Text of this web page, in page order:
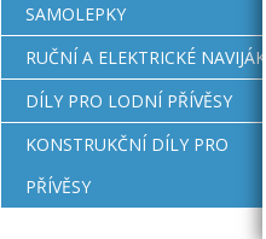
SAMOLEPKY
RUČNÍ A ELEKTRICKÉ NAVIJÁKY
DÍLY PRO LODNÍ PŘÍVĚSY
KONSTRUKČNÍ DÍLY PRO
PŘÍVĚSY